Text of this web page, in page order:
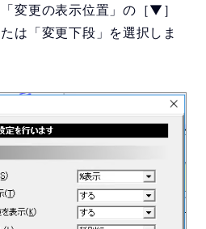
変更の表示位置」の［▼］
は「変更下段」を選択しま